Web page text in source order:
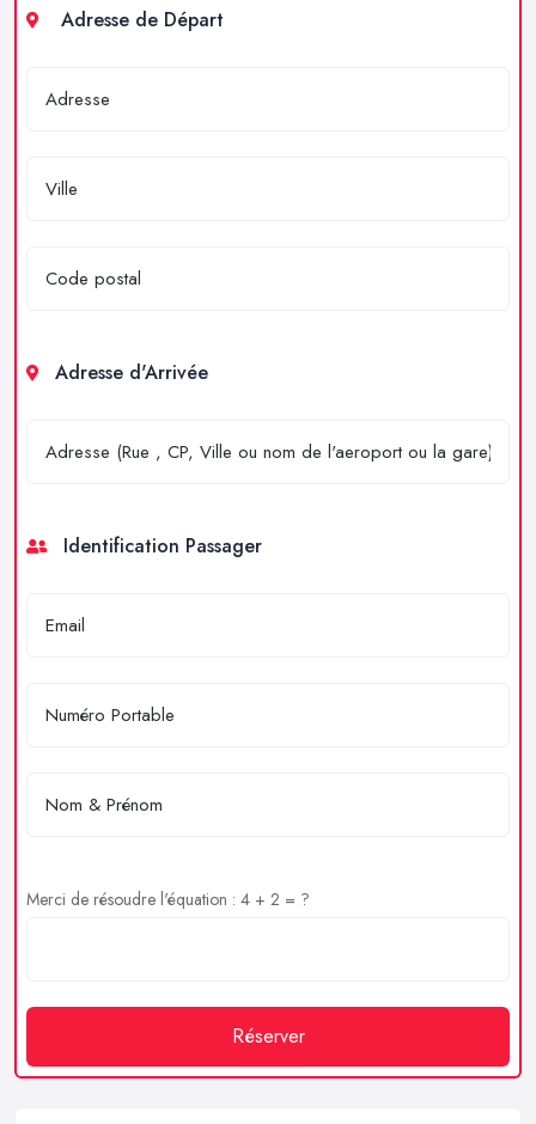
Adresse de Départ
Adresse d'Arrivée
Identification Passager
Merci de résoudre l'équation : 4 + 2 = ?
Réserver